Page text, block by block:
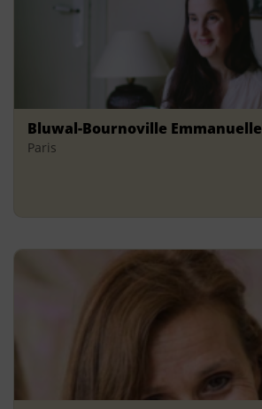
Bluwal-Bournoville Emmanuelle
Paris